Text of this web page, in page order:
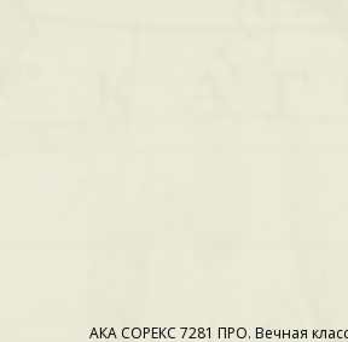
АКА СОРЕКС 7281 ПРО. Вечная